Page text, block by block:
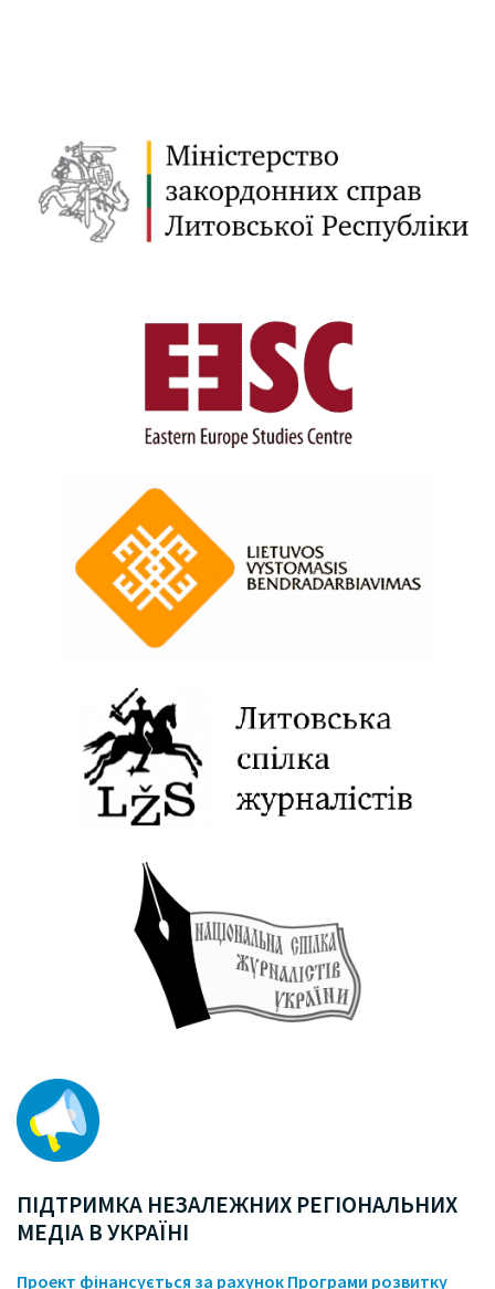
ПІДТРИМКА НЕЗАЛЕЖНИХ РЕГІОНАЛЬНИХ
МЕДІА В УКРАЇНІ
Проект фінансується за рахунок Програми розвитку